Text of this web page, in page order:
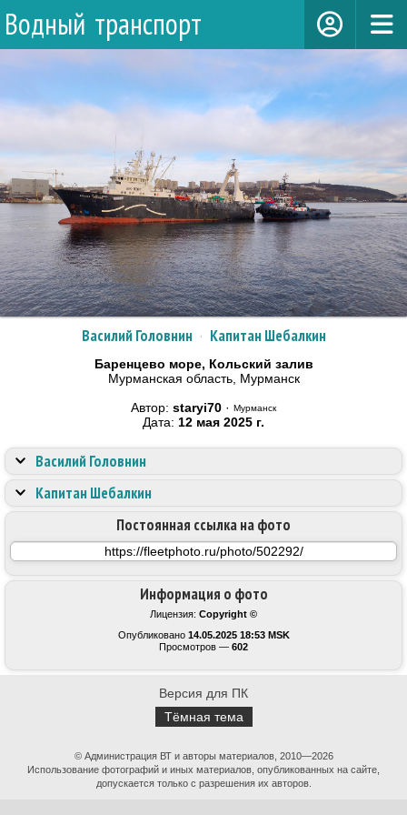
Водный транспорт
Василий Головнин · Капитан Шебалкин
Баренцево море, Кольский залив
Мурманская область, Мурманск
Автор: staryi70 · Мурманск
Дата: 12 мая 2025 г.
Информация о фото
Лицензия: Copyright ©
Опубликовано 14.05.2025 18:53 MSK
Просмотров — 602
Постоянная ссылка на фото
Василий Головнин
Капитан Шебалкин
Версия для ПК
Тёмная тема
© Администрация ВТ и авторы материалов, 2010—2026
Использование фотографий и иных материалов, опубликованных на сайте,
допускается только с разрешения их авторов.